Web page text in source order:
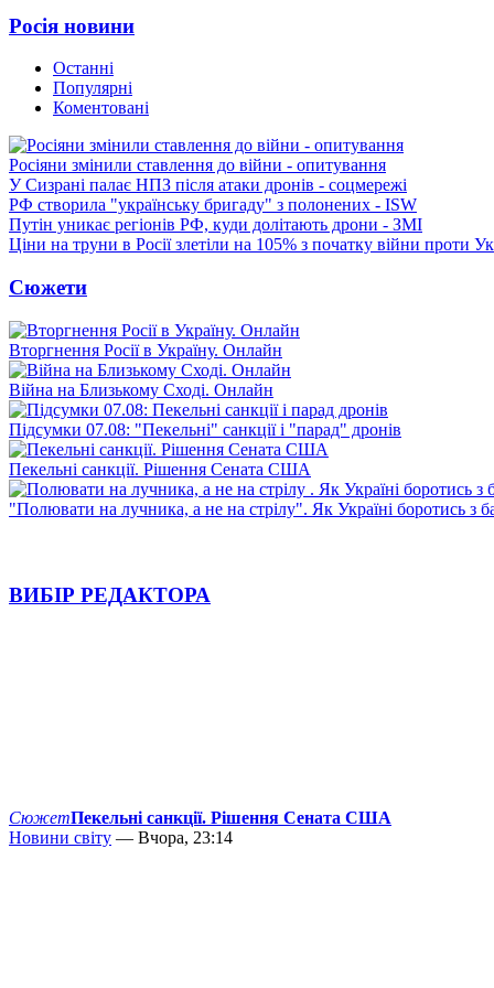
Росія новини
Останні
Популярні
Коментовані
Росіяни змінили ставлення до війни - опитування
У Сизрані палає НПЗ після атаки дронів - соцмережі
РФ створила "українську бригаду" з полонених - ISW
Путін уникає регіонів РФ, куди долітають дрони - ЗМІ
Ціни на труни в Росії злетіли на 105% з початку війни проти
Сюжети
Вторгнення Росії в Україну. Онлайн
Війна на Близькому Сході. Онлайн
Підсумки 07.08: "Пекельні" санкції і "парад" дронів
Пекельні санкції. Рішення Сената США
"Полювати на лучника, а не на стрілу". Як Україні боротись з
ВИБІР РЕДАКТОРА
СюжетПекельні санкції. Рішення Сената США
Новини світу — Вчора, 23:14